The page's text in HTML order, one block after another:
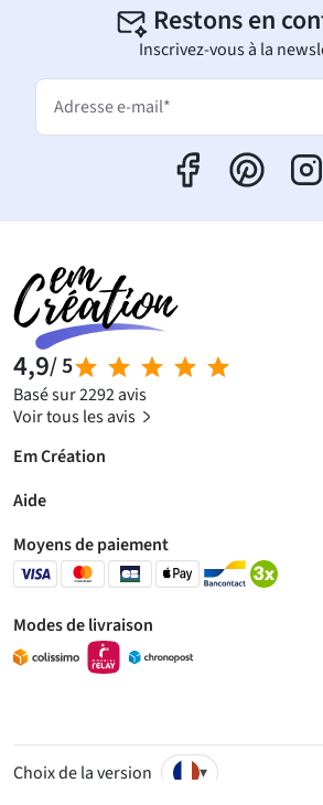
Restons en
Inscrivez-vous à la
Adresse e-mail*
4,9/ 5
Basé sur 2292 avis
Voir tous les avis
Em Création
Aide
Moyens de paiement
Modes de livraison
Choix de la version ▾